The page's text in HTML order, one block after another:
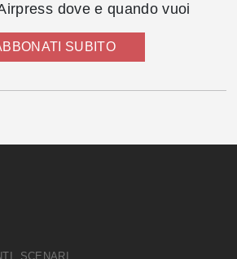
dove e quando vuoi
SUBITO
SCENARI